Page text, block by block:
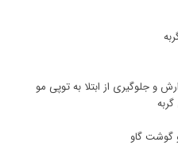
و جلوگیری از ابتلا به توپی مو
گوشت گاو